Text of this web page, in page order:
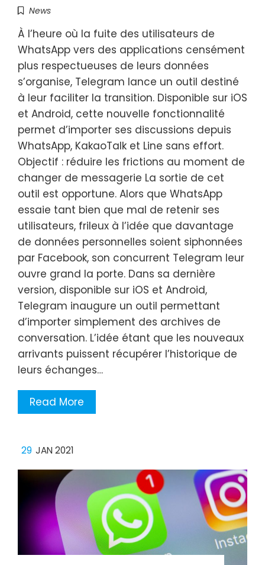
News
À l’heure où la fuite des utilisateurs de
WhatsApp vers des applications censément
plus respectueuses de leurs données
s’organise, Telegram lance un outil destiné
à leur faciliter la transition. Disponible sur iOS
et Android, cette nouvelle fonctionnalité
permet d’importer ses discussions depuis
WhatsApp, KakaoTalk et Line sans effort.
Objectif : réduire les frictions au moment de
changer de messagerie La sortie de cet
outil est opportune. Alors que WhatsApp
essaie tant bien que mal de retenir ses
utilisateurs, frileux à l’idée que davantage
de données personnelles soient siphonnées
par Facebook, son concurrent Telegram leur
ouvre grand la porte. Dans sa dernière
version, disponible sur iOS et Android,
Telegram inaugure un outil permettant
d’importer simplement des archives de
conversation. L’idée étant que les nouveaux
arrivants puissent récupérer l’historique de
leurs échanges…
Read More
29 JAN 2021